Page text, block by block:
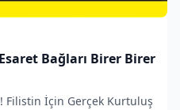
Bağları Birer Birer
Filistin İçin Gerçek Kurtuluş